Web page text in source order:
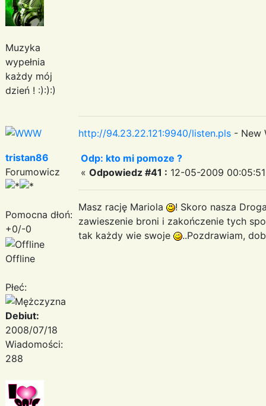
Muzyka
wypełnia
każdy mój
dzień ! :):):)
http://94.23.22.121:9940/listen.pls - New
tristan86
Forumowicz
Pomocna dłoń:
+0/-0
Offline
Płeć:
Debiut:
2008/07/18
Wiadomości:
288
Odp: kto mi pomoze ?
« Odpowiedz #41 : 12-05-2009
Masz rację Mariola
! Skoro nasza
zawieszenie broni i zakończenie tych
tak każdy wie swoje
..Pozdrawiam,